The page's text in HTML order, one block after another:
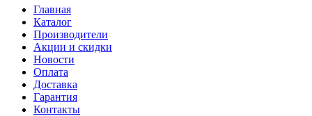
Главная
Каталог
Производители
Акции и скидки
Новости
Оплата
Доставка
Гарантия
Контакты